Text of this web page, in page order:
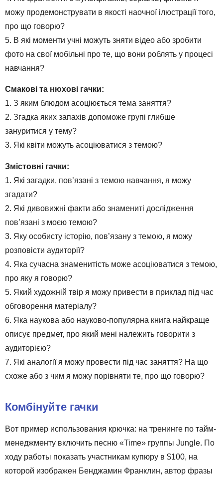
можу продемонструвати в якості наочної ілюстрації того,
про що говорю?
5. В які моменти учні можуть зняти відео або зробити
фото на свої мобільні про те, що вони роблять у процесі
навчання?
Смакові та нюхові гачки:
1. З яким блюдом асоціюється тема заняття?
2. Згадка яких запахів допоможе групі глибше
зануритися у тему?
3. Які квіти можуть асоціюватися з темою?
Змістовні гачки:
1. Які загадки, пов’язані з темою навчання, я можу
згадати?
2. Які дивовижні факти або знамениті дослідження
пов’язані з моєю темою?
3. Яку особисту історію, пов’язану з темою, я можу
розповісти аудиторії?
4. Яка сучасна знаменитість може асоціюватися з темою,
про яку я говорю?
5. Який художній твір я можу привести в приклад під час
обговорення матеріалу?
6. Яка наукова або науково-популярна книга найкраще
описує предмет, про який мені належить говорити з
аудиторією?
7. Які аналогії я можу провести під час заняття? На що
схоже або з чим я можу порівняти те, про що говорю?
Комбінуйте гачки
Вот пример использования крючка: на тренинге по тайм-
менеджменту включить песню «Time» группы Jungle. По
ходу работы показать участникам купюру в $100, на
которой изображен Бенджамин Франклин, автор фразы